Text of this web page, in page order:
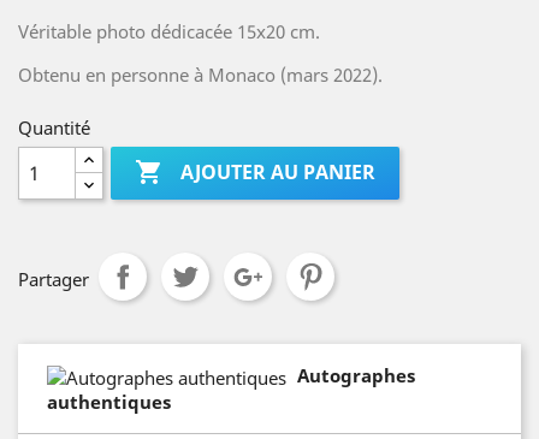
Véritable photo dédicacée 15x20 cm.
Obtenu en personne à Monaco (mars 2022).
Quantité
 AJOUTER AU PANIER
Partager
Autographes
authentiques